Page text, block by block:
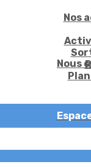
Nos
Nous